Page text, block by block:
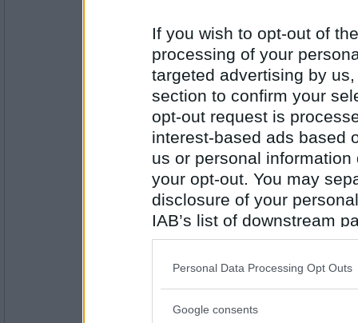
If you wish to opt-out of
processing of your
targeted advertising by
section to confirm your
opt-out request is
interest-based ads based
us or personal
your opt-out. You may
disclosure of your
IAB’s list of downstream
also be disclosed by us
Downstream Participants
Please note that this
Personal Data Processing Opt Outs
Google consents
Antal inlägg: 108
Nemesis_87
jag är säker på att de som ordnar
turnering, även om du inte frågar.
kristina88
Kanske det min lilla vän =) Men
brukar göra det, nu råkade det
som frågade några dagar i rad =).
Men om det irriterar dig så ska jag
Ha en bra kväll!
Nemesis_87